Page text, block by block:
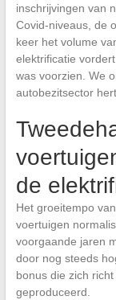
inschrijvingen van
Covid-niveaus, de
keer het volume
elektrificatie
was voorzien. We
autobezitsector
de
Het groeitempo
voertuigen
voorgaande jaren
door nog steeds
bonus die zich
geproduceerd.